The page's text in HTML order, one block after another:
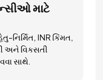
માટે
નિર્મિત, INR કિંમત,
અને વિકસતી
સાથે.